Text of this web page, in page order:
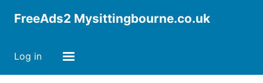
FreeAds2 Mysittingbourne.co.uk
Log in